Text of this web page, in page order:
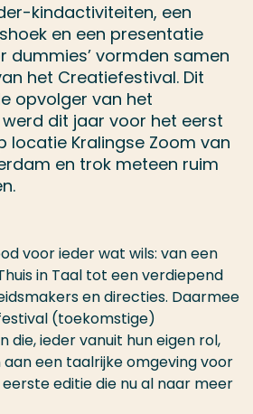
kindactiviteiten, een
en een presentatie
dummies’ vormden samen
het Creatiefestival. Dit
opvolger van het
dit jaar voor het eerst
locatie Kralingse Zoom van
en trok meteen ruim
voor ieder wat wils: van een
in Taal tot een verdiepend
en directies. Daarmee
(toekomstige)
die, ieder vanuit hun eigen rol,
een taalrijke omgeving voor
editie die nu al naar meer